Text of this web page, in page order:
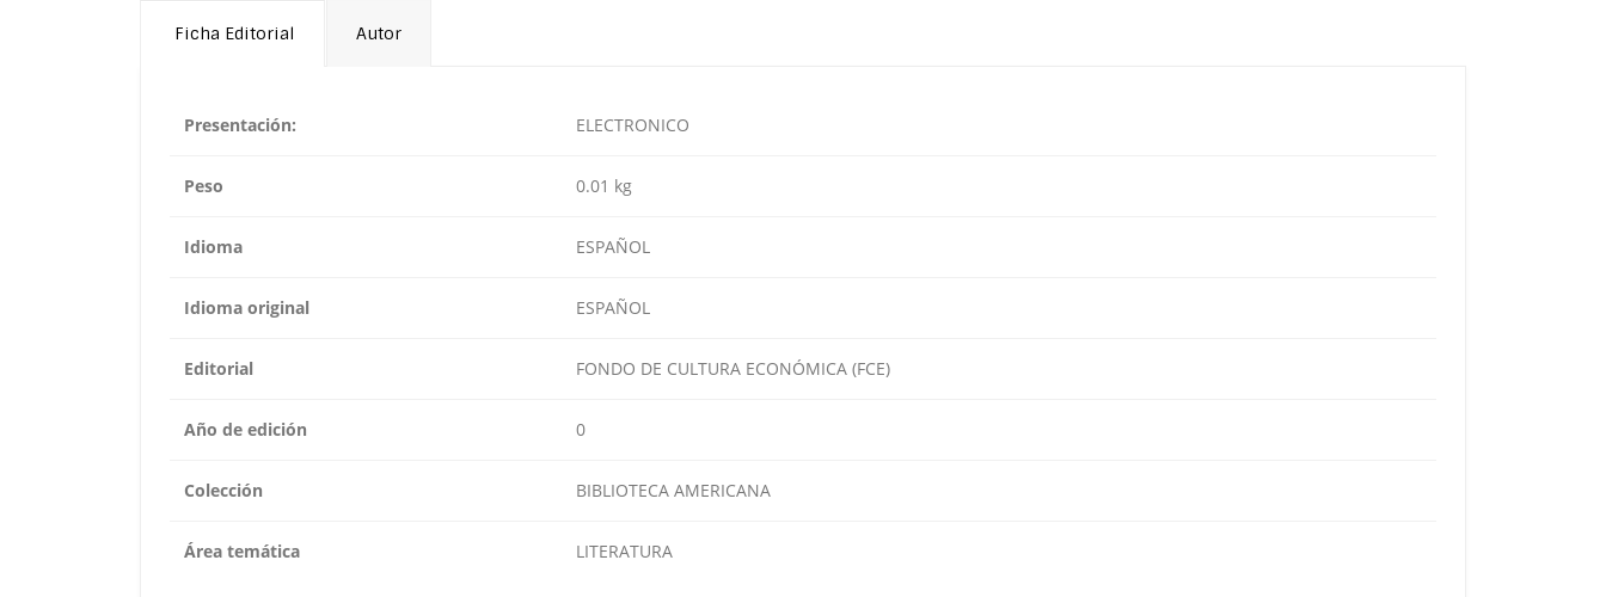
Ficha Editorial Autor
Presentación: ELECTRONICO
Peso 0.01 kg
Idioma ESPAÑOL
Idioma original ESPAÑOL
Editorial FONDO DE CULTURA ECONÓMICA (FCE)
Año de edición 0
Colección BIBLIOTECA AMERICANA
Área temática LITERATURA